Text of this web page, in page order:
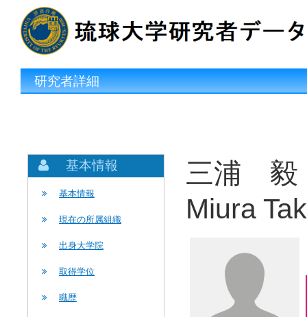
研究者詳細
基本情報
基本情報
現在の所属組織
出身大学院
取得学位
職歴
三浦 毅
Miura